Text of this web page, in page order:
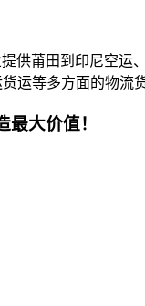
供莆田到印尼空运
运等多方面的物流
大价值！